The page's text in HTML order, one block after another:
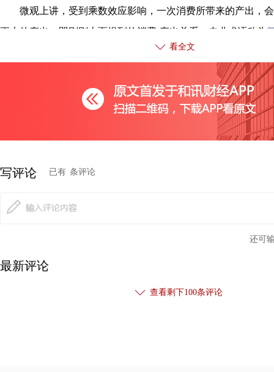
微观上讲，受到乘数效应影响，一次消费所带来的产出，
更大的产出，即刚刚上面提到的消费-产出关系，专业术语称为
某个经济体的一台机器生产100个玩具，耗电100度，市场需求
产出是平衡的，消费并没有对经济起到拉动作用；而此时，人
至200个玩具，这时则需要再开动一台机器，耗电和产出均增
显示，在1961-1973年经济高速增长的日本，同期新车销量年均
长-0.28%。此外，在高速增长期，像啤酒、文娱传媒等年轻型
出生，约占目前美国总人口的1/4。而这些新生儿后来逐渐成长
看全文
写评论 已有 条评论
还可
最新评论
查看剩下100条评论